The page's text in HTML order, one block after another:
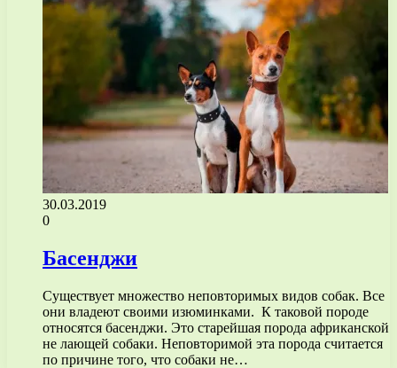
30.03.2019
0
Басенджи
Существует множество неповторимых видов собак. Все
они владеют своими изюминками. К таковой породе
относятся басенджи. Это старейшая порода африканской
не лающей собаки. Неповторимой эта порода считается
по причине того, что собаки не…